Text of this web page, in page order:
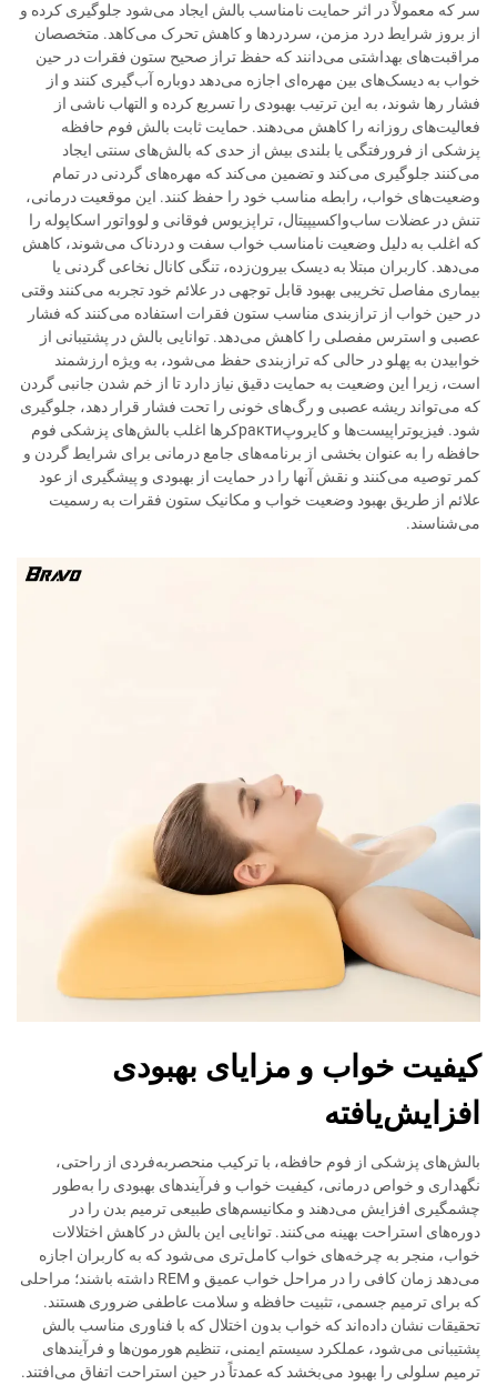
سر که معمولاً در اثر حمایت نامناسب بالش ایجاد می‌شود جلوگیری کرده و
از بروز شرایط درد مزمن، سردردها و کاهش تحرک می‌کاهد. متخصصان
مراقبت‌های بهداشتی می‌دانند که حفظ تراز صحیح ستون فقرات در حین
خواب به دیسک‌های بین مهره‌ای اجازه می‌دهد دوباره آب‌گیری کنند و از
فشار رها شوند، به این ترتیب بهبودی را تسریع کرده و التهاب ناشی از
فعالیت‌های روزانه را کاهش می‌دهند. حمایت ثابت بالش فوم حافظه
پزشکی از فرورفتگی یا بلندی بیش از حدی که بالش‌های سنتی ایجاد
می‌کنند جلوگیری می‌کند و تضمین می‌کند که مهره‌های گردنی در تمام
وضعیت‌های خواب، رابطه مناسب خود را حفظ کنند. این موقعیت درمانی،
تنش در عضلات ساب‌واکسیپیتال، تراپزیوس فوقانی و لوواتور اسکاپوله را
که اغلب به دلیل وضعیت نامناسب خواب سفت و دردناک می‌شوند، کاهش
می‌دهد. کاربران مبتلا به دیسک بیرون‌زده، تنگی کانال نخاعی گردنی یا
بیماری مفاصل تخریبی بهبود قابل توجهی در علائم خود تجربه می‌کنند وقتی
در حین خواب از ترازبندی مناسب ستون فقرات استفاده می‌کنند که فشار
عصبی و استرس مفصلی را کاهش می‌دهد. توانایی بالش در پشتیبانی از
خوابیدن به پهلو در حالی که ترازبندی حفظ می‌شود، به ویژه ارزشمند
است، زیرا این وضعیت به حمایت دقیق نیاز دارد تا از خم شدن جانبی گردن
که می‌تواند ریشه عصبی و رگ‌های خونی را تحت فشار قرار دهد، جلوگیری
شود. فیزیوتراپیست‌ها و کایروپрактиکرها اغلب بالش‌های پزشکی فوم
حافظه را به عنوان بخشی از برنامه‌های جامع درمانی برای شرایط گردن و
کمر توصیه می‌کنند و نقش آنها را در حمایت از بهبودی و پیشگیری از عود
علائم از طریق بهبود وضعیت خواب و مکانیک ستون فقرات به رسمیت
می‌شناسند.
کیفیت خواب و مزایای بهبودی
افزایش‌یافته
بالش‌های پزشکی از فوم حافظه، با ترکیب منحصربه‌فردی از راحتی،
نگهداری و خواص درمانی، کیفیت خواب و فرآیندهای بهبودی را به‌طور
چشمگیری افزایش می‌دهند و مکانیسم‌های طبیعی ترمیم بدن را در
دوره‌های استراحت بهینه می‌کنند. توانایی این بالش در کاهش اختلالات
خواب، منجر به چرخه‌های خواب کامل‌تری می‌شود که به کاربران اجازه
می‌دهد زمان کافی را در مراحل خواب عمیق و REM داشته باشند؛ مراحلی
که برای ترمیم جسمی، تثبیت حافظه و سلامت عاطفی ضروری هستند.
تحقیقات نشان داده‌اند که خواب بدون اختلال که با فناوری مناسب بالش
پشتیبانی می‌شود، عملکرد سیستم ایمنی، تنظیم هورمون‌ها و فرآیندهای
ترمیم سلولی را بهبود می‌بخشد که عمدتاً در حین استراحت اتفاق می‌افتند.